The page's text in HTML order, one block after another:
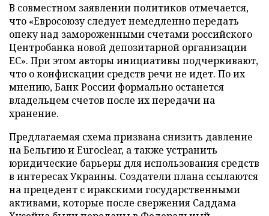
В совместном заявлении политиков отмечается,
что «Евросоюзу следует немедленно передать
опеку над замороженными счетами российского
Центробанка новой депозитарной организации
ЕС». При этом авторы инициативы подчеркивают,
что о конфискации средств речи не идет. По их
мнению, Банк России формально останется
владельцем счетов после их передачи на
хранение.
Предлагаемая схема призвана снизить давление
на Бельгию и Euroclear, а также устранить
юридические барьеры для использования средств
в интересах Украины. Создатели плана ссылаются
на прецедент с иракскими государственными
активами, которые после свержения Саддама